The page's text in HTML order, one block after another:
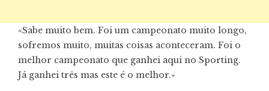
«Sabe muito bem. Foi um campeonato muito longo,
sofremos muito, muitas coisas aconteceram. Foi o
melhor campeonato que ganhei aqui no Sporting.
Já ganhei três mas este é o melhor.»